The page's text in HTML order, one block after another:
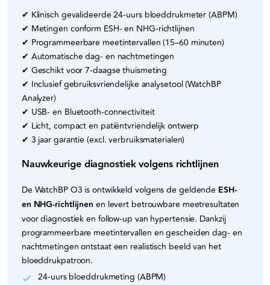
✔ Klinisch gevalideerde 24-uurs bloeddrukmeter (ABPM)
✔ Metingen conform ESH- en NHG-richtlijnen
✔ Programmeerbare meetintervallen (15–60 minuten)
✔ Automatische dag- en nachtmetingen
✔ Geschikt voor 7-daagse thuismeting
✔ Inclusief gebruiksvriendelijke analysetool (WatchBP
Analyzer)
✔ USB- en Bluetooth-connectiviteit
✔ Licht, compact en patiëntvriendelijk ontwerp
✔ 3 jaar garantie (excl. verbruiksmaterialen)
Nauwkeurige diagnostiek volgens richtlijnen
De WatchBP O3 is ontwikkeld volgens de geldende ESH-
en NHG-richtlijnen en levert betrouwbare meetresultaten
voor diagnostiek en follow-up van hypertensie. Dankzij
programmeerbare meetintervallen en gescheiden dag- en
nachtmetingen ontstaat een realistisch beeld van het
bloeddrukpatroon.
24-uurs bloeddrukmeting (ABPM)